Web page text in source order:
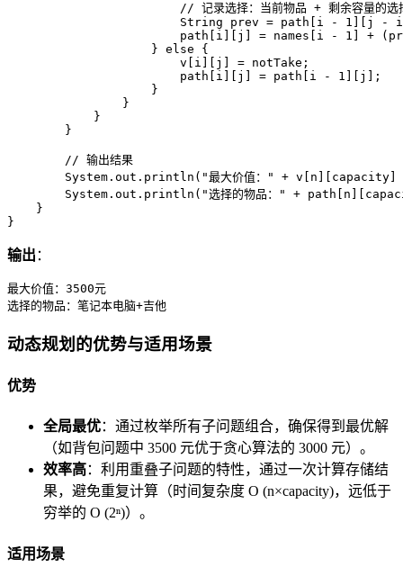
// 记录选择：当前物品 + 剩余容量的选
String
prev = path[i - 1 ][j -
                        path[i][j] = names[i -
1 ] +
                    }
else {
                        v[i][j] = notTake;
                        path[i][j] = path[i -
1 ][j];
                    }
                }
            }
        }
// 输出结果
        System.out.println(
"最大价值："
+
        System.out.println(
"选择的物品："
+
    }
}
输出 ：
最大价值：3500元
选择的物品：笔记本电脑+吉他
动态规划的优势与适用场景
优势
全局最优：通过枚举所有子问题组合，确保得到最优解
（如背包问题中 3500 元优于贪心算法的 3000 元）。
效率高：利用重叠子问题的特性，通过一次计算存储结
果，避免重复计算（时间复杂度 O (n×capacity)，远低于
穷举的 O (2ⁿ)）。
适用场景